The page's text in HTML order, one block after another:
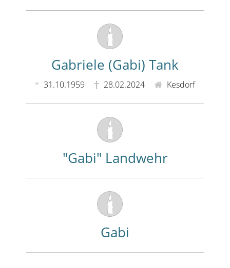
Gabriele (Gabi) Tank
31.10.1959 28.02.2024 Kesdorf
"Gabi" Landwehr
Gabi